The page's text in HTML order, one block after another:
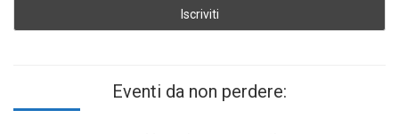
Eventi da non perdere: